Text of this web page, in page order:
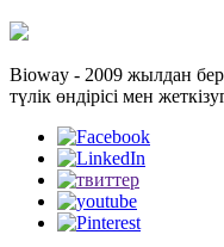
Bioway - 2009 жылдан
түлік өндірісі мен